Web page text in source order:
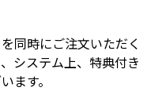
同時にご注文いただく
システム上、特典付き
ます。